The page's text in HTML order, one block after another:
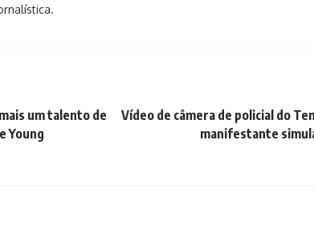
um talento de
Young
Vídeo de câmera de policial do
manifestante